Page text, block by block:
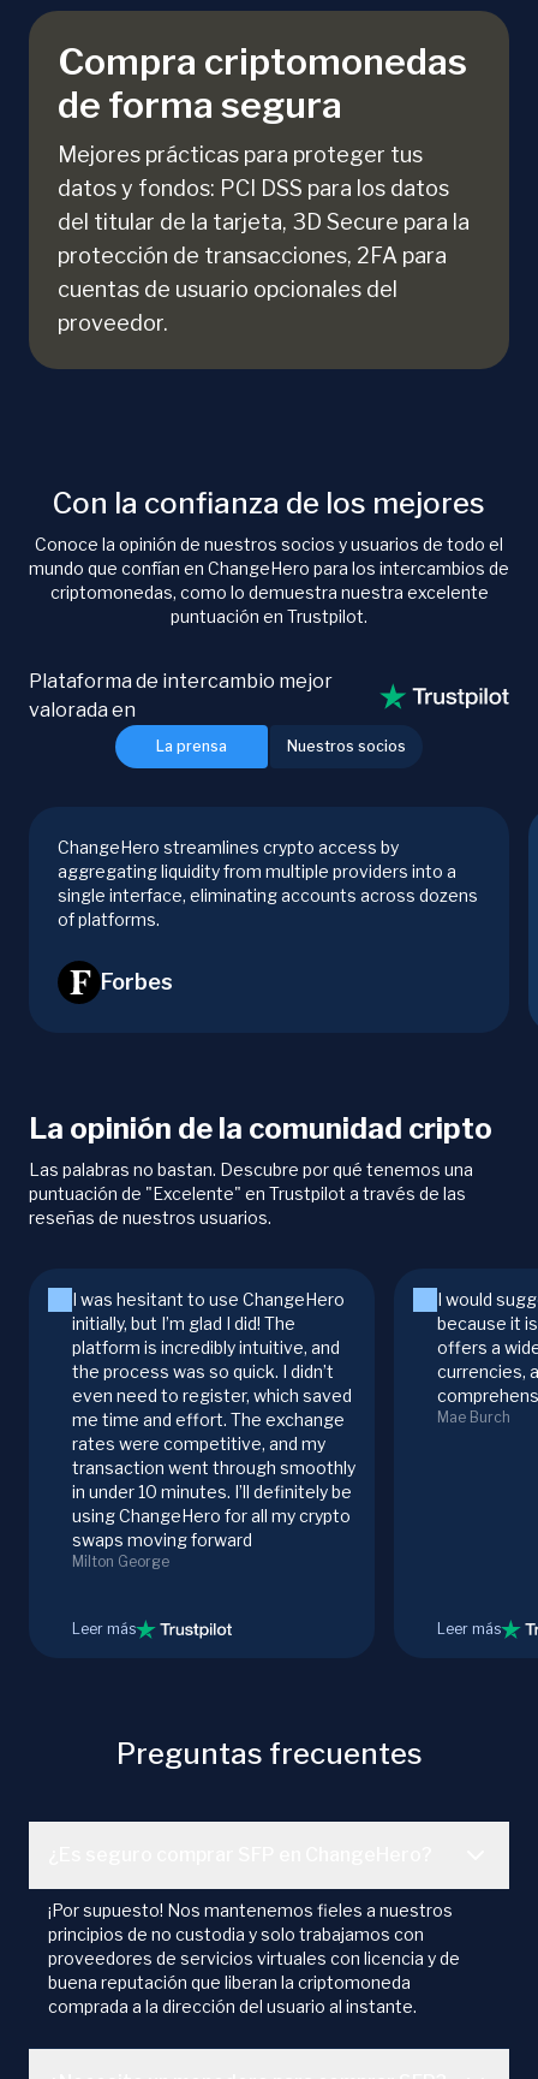
Compra criptomonedas
de forma segura
Mejores prácticas para proteger tus
datos y fondos: PCI DSS para los datos
del titular de la tarjeta, 3D Secure para la
protección de transacciones, 2FA para
cuentas de usuario opcionales del
proveedor.
Con la confianza de los mejores
Conoce la opinión de nuestros socios y usuarios de todo el
mundo que confían en ChangeHero para los intercambios de
criptomonedas, como lo demuestra nuestra excelente
puntuación en Trustpilot.
La prensa Nuestros socios
Plataforma de intercambio mejor
valorada en
ChangeHero streamlines crypto access by
aggregating liquidity from multiple providers into a
single interface, eliminating accounts across dozens
of platforms.
Forbes
La opinión de la comunidad cripto
Las palabras no bastan. Descubre por qué tenemos una
puntuación de "Excelente" en Trustpilot a través de las
reseñas de nuestros usuarios.
I was hesitant to use ChangeHero
initially, but I’m glad I did! The
platform is incredibly intuitive, and
the process was so quick. I didn’t
even need to register, which saved
me time and effort. The exchange
rates were competitive, and my
transaction went through smoothly
in under 10 minutes. I’ll definitely be
using ChangeHero for all my crypto
swaps moving forward
Milton George
Leer más
I would
because it
offers a
currencies,
Mae Burch
Leer más
Preguntas frecuentes
¡Por supuesto! Nos mantenemos fieles a nuestros
principios de no custodia y solo trabajamos con
proveedores de servicios virtuales con licencia y de
buena reputación que liberan la criptomoneda
comprada a la dirección del usuario al instante.